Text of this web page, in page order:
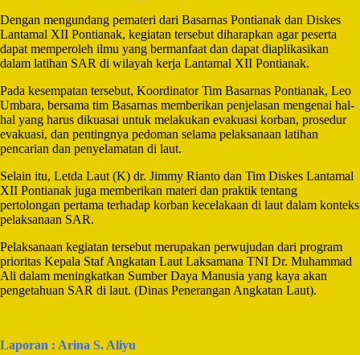
Dengan mengundang pemateri dari Basarnas Pontianak dan Diskes
Lantamal XII Pontianak, kegiatan tersebut diharapkan agar peserta
dapat memperoleh ilmu yang bermanfaat dan dapat diaplikasikan
dalam latihan SAR di wilayah kerja Lantamal XII Pontianak.
Pada kesempatan tersebut, Koordinator Tim Basarnas Pontianak, Leo
Umbara, bersama tim Basarnas memberikan penjelasan mengenai hal-
hal yang harus dikuasai untuk melakukan evakuasi korban, prosedur
evakuasi, dan pentingnya pedoman selama pelaksanaan latihan
pencarian dan penyelamatan di laut.
Selain itu, Letda Laut (K) dr. Jimmy Rianto dan Tim Diskes Lantamal
XII Pontianak juga memberikan materi dan praktik tentang
pertolongan pertama terhadap korban kecelakaan di laut dalam konteks
pelaksanaan SAR.
Pelaksanaan kegiatan tersebut merupakan perwujudan dari program
prioritas Kepala Staf Angkatan Laut Laksamana TNI Dr. Muhammad
Ali dalam meningkatkan Sumber Daya Manusia yang kaya akan
pengetahuan SAR di laut. (Dinas Penerangan Angkatan Laut).
Laporan : Arina S. Aliyu